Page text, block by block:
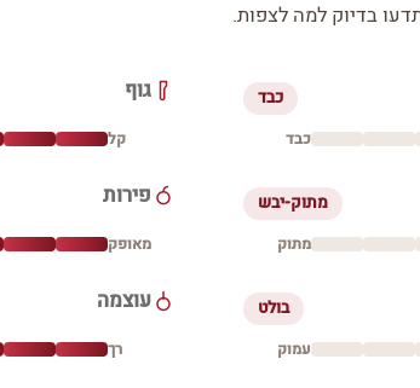
בדיוק למה לצפות.
כבד
כבד
גוף
קל
מתוק-יבש
מתוק
פירות
מאופק
בולט
עמוק
עוצמה
רך